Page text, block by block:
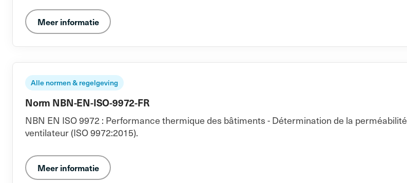
Meer informatie
Alle normen & regelgeving
Norm NBN-EN-ISO-9972-FR
NBN EN ISO 9972 : Performance thermique des bâtiments - Détermination de la
ventilateur (ISO 9972:2015).
Meer informatie